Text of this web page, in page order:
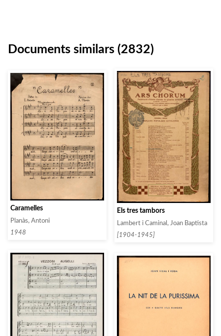
Documents similars (2832)
Caramelles
Planàs, Antoni
1948
Els tres tambors
Lambert i Caminal, Joan Baptista
[1904-1945]